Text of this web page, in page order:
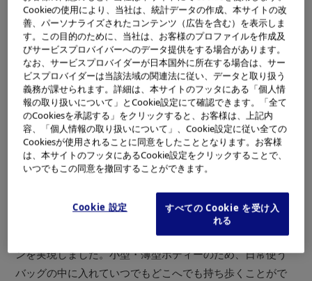
小型・薄型ボディーに、被写体をアップで印象的に写す光
学7倍ズームレンズと1200万画素CCD※1 を搭載
人物の顔をより美しく印象的に仕上げる「ビューティーモ
ード」を搭載
3.0型の大画面ハイパークリスタルII液晶モニターや、操
作を快適にする3Dアニメーション表示
「μシリーズ」は、薄型でスタイリッシュなデザインと、被
パークリスタルII液晶モニターなどを搭載しながら、当社独
自のカメラ開発技術により薄型でスタイリッシュなデザイ
ンを実現しました。小型・薄型ボディーのため、日常使う
バッグの中に入れていつでもどこへでも持ち歩くことがで
Cookieの使用により、当社は、統計データの作成、本サイトの改
善、パーソナライズされたコンテンツ（広告を含む）を表示しま
す。この目的のために、当社は、お客様のプロファイルを作成及
びサービスプロバイバーへのデータ提供をする場合があります。
なお、サービスプロバイダーが日本国外に所在する場合は、サー
ビスプロバイダーは当該法域の関連法に従い、データと取り扱う
義務が課せられます。詳細は、本サイトのフッタにある「個人情
報の取り扱いについて」とCookie設定にて確認できます。「全て
のCookiesを承認する」をクリックすると、お客様は、上記内
容、「個人情報の取り扱いについて」、Cookie設定に従い全ての
Cookiesが使用されることに同意をしたこととなります。お客様
は、本サイトのフッタにあるCookie設定をクリックすることで、
いつでもこの同意を撤回することができます。
Cookie 設定
すべての Cookie を受け入
れる